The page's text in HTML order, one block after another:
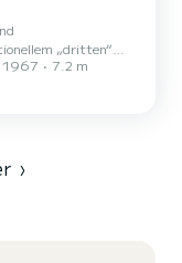
„dritten“
1967 7.2 m
›